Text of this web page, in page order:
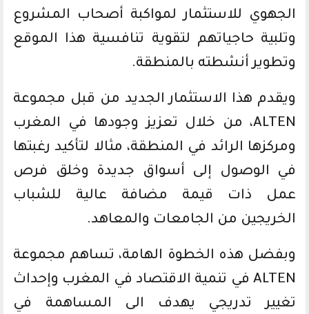
الجهوي للاستثمار لمواكبة أصحاب المشروع
وتلبية حاجياتهم لتقوية تنافسية هذا الموقع
وتطوير أنشطته بالمنطقة.
ويقدم هذا الاستثمار الجديد من قبل مجموعة
ALTEN، من خلال تعزيز وجودها في المغرب
ومركزها الرائد في المنطقة، مثالا لتأكيد رغبتها
في الوصول إلى أسواق جديدة وخلق فرص
عمل ذات قيمة مضافة عالية للشباب
الخريجين من الجامعات والمعاهد.
وبفضل هذه الخطوة الهامة، تساهم مجموعة
ALTEN في تنمية الاقتصاد في المغرب وإحداث
تغيير تدريجي يهدف الى المساهمة في